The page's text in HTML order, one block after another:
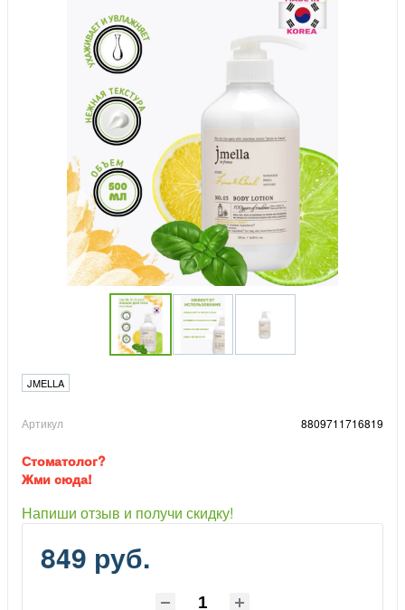
JMELLA
Артикул 8809711716819
Стоматолог?
Жми сюда!
Напиши отзыв и получи скидку!
849 руб.